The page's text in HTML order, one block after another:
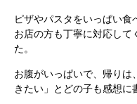
ピザやパスタをいっぱい食
お店の方も丁寧に対応して
た。
お腹がいっぱいで、帰りは
きたい」とどの子も感想に